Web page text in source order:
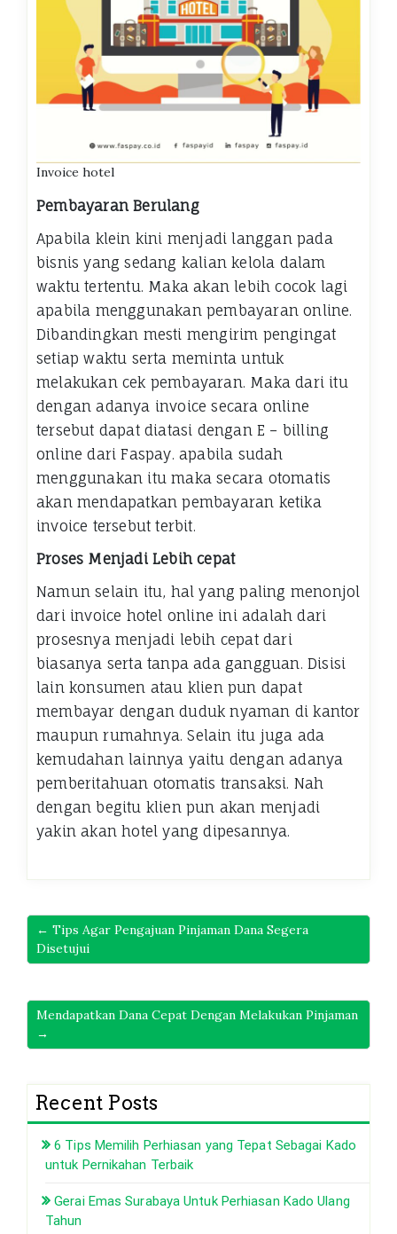
Invoice hotel
Pembayaran Berulang
Apabila klein kini menjadi langgan pada
bisnis yang sedang kalian kelola dalam
waktu tertentu. Maka akan lebih cocok lagi
apabila menggunakan pembayaran online.
Dibandingkan mesti mengirim pengingat
setiap waktu serta meminta untuk
melakukan cek pembayaran. Maka dari itu
dengan adanya invoice secara online
tersebut dapat diatasi dengan E – billing
online dari Faspay. apabila sudah
menggunakan itu maka secara otomatis
akan mendapatkan pembayaran ketika
invoice tersebut terbit.
Proses Menjadi Lebih cepat
Namun selain itu, hal yang paling menonjol
dari invoice hotel online ini adalah dari
prosesnya menjadi lebih cepat dari
biasanya serta tanpa ada gangguan. Disisi
lain konsumen atau klien pun dapat
membayar dengan duduk nyaman di kantor
maupun rumahnya. Selain itu juga ada
kemudahan lainnya yaitu dengan adanya
pemberitahuan otomatis transaksi. Nah
dengan begitu klien pun akan menjadi
yakin akan hotel yang dipesannya.
← Tips Agar Pengajuan Pinjaman Dana Segera
Disetujui
Mendapatkan Dana Cepat Dengan Melakukan Pinjaman
→
Recent Posts
6 Tips Memilih Perhiasan yang Tepat Sebagai Kado
untuk Pernikahan Terbaik
Gerai Emas Surabaya Untuk Perhiasan Kado Ulang
Tahun